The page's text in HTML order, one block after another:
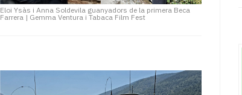
Eloi Ysàs i Anna Soldevila guanyadors de la primera Beca
Farrera | Gemma Ventura i Tabaca Film Fest